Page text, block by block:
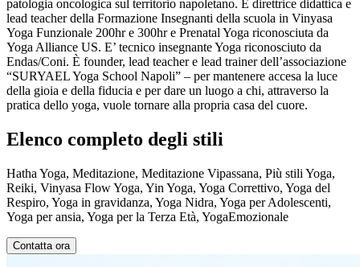
patologia oncologica sul territorio napoletano. È direttrice didattica e
lead teacher della Formazione Insegnanti della scuola in Vinyasa
Yoga Funzionale 200hr e 300hr e Prenatal Yoga riconosciuta da
Yoga Alliance US. E’ tecnico insegnante Yoga riconosciuto da
Endas/Coni. È founder, lead teacher e lead trainer dell’associazione
“SURYAEL Yoga School Napoli” – per mantenere accesa la luce
della gioia e della fiducia e per dare un luogo a chi, attraverso la
pratica dello yoga, vuole tornare alla propria casa del cuore.
Elenco completo degli stili
Hatha Yoga, Meditazione, Meditazione Vipassana, Più stili Yoga,
Reiki, Vinyasa Flow Yoga, Yin Yoga, Yoga Correttivo, Yoga del
Respiro, Yoga in gravidanza, Yoga Nidra, Yoga per Adolescenti,
Yoga per ansia, Yoga per la Terza Età, YogaEmozionale
Contatta ora